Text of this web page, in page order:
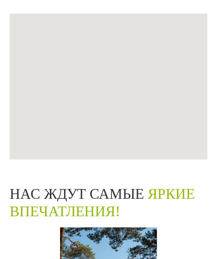
НАС ЖДУТ САМЫЕ ЯРКИЕ
ВПЕЧАТЛЕНИЯ!